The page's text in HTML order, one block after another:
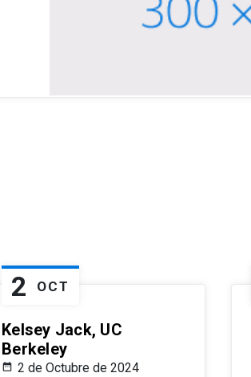
2 OCT
Kelsey Jack, UC
Berkeley
2 de Octubre de 2024